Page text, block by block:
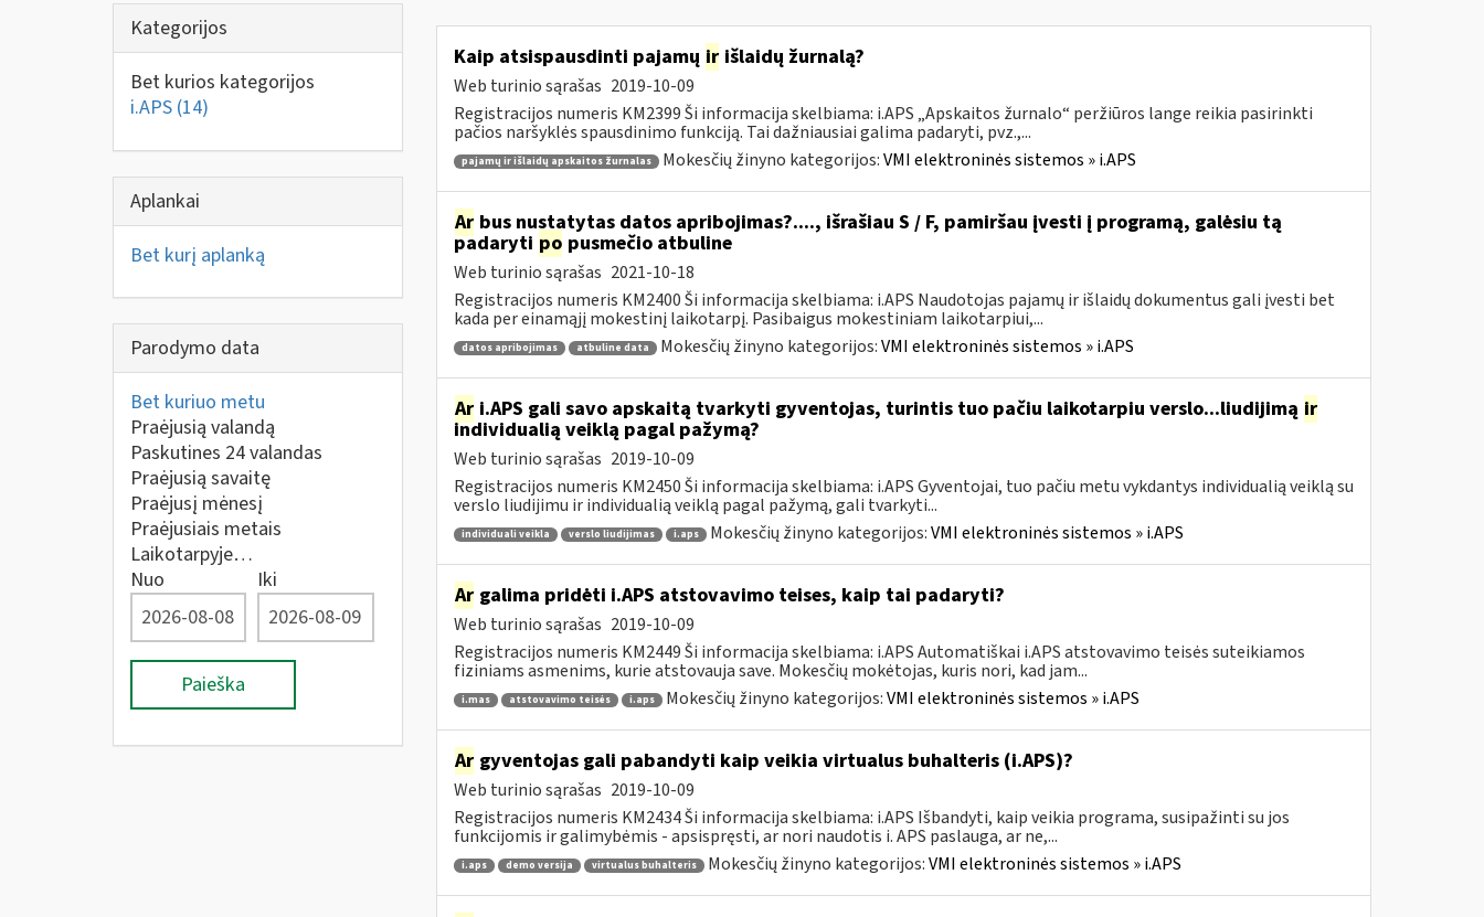
Kategorijos
Bet kurios kategorijos
i.APS (14)
Aplankai
Bet kurį aplanką
Parodymo data
Bet kuriuo metu
Praėjusią valandą
Paskutines 24 valandas
Praėjusią savaitę
Praėjusį mėnesį
Praėjusiais metais
Laikotarpyje…
Nuo
Iki
Paieška
Kaip atsispausdinti pajamų irišlaidų žurnalą?
Web turinio sąrašas 2019-10-09
Registracijos numeris KM2399 Ši informacija skelbiama: i.APS „Apskaitos žurnalo“ peržiūros lange reikia pasirinkti
pačios naršyklės spausdinimo funkciją. Tai dažniausiai galima padaryti, pvz.,...
pajamų ir išlaidų apskaitos žurnalas Mokesčių žinyno kategorijos:VMI elektroninės sistemos » i.APS
Arbus nustatytas datos apribojimas?...., išrašiau S / F, pamiršau įvesti į programą, galėsiu tą
padaryti po pusmečio atbuline
Web turinio sąrašas 2021-10-18
Registracijos numeris KM2400 Ši informacija skelbiama: i.APS Naudotojas pajamų ir išlaidų dokumentus gali įvesti bet
kada per einamąjį mokestinį laikotarpį. Pasibaigus mokestiniam laikotarpiui,...
datos apribojimas atbuline data Mokesčių žinyno kategorijos:VMI elektroninės sistemos » i.APS
Ari.APS gali savo apskaitą tvarkyti gyventojas, turintis tuo pačiu laikotarpiu verslo...liudijimą ir
individualią veiklą pagal pažymą?
Web turinio sąrašas 2019-10-09
Registracijos numeris KM2450 Ši informacija skelbiama: i.APS Gyventojai, tuo pačiu metu vykdantys individualią veiklą su
verslo liudijimu ir individualią veiklą pagal pažymą, gali tvarkyti...
individuali veikla verslo liudijimas i.aps Mokesčių žinyno kategorijos:VMI elektroninės sistemos » i.APS
Argalima pridėti i.APS atstovavimo teises, kaip tai padaryti?
Web turinio sąrašas 2019-10-09
Registracijos numeris KM2449 Ši informacija skelbiama: i.APS Automatiškai i.APS atstovavimo teisės suteikiamos
fiziniams asmenims, kurie atstovauja save. Mokesčių mokėtojas, kuris nori, kad jam...
i.mas atstovavimo teisės i.aps Mokesčių žinyno kategorijos:VMI elektroninės sistemos » i.APS
Argyventojas gali pabandyti kaip veikia virtualus buhalteris (i.APS)?
Web turinio sąrašas 2019-10-09
Registracijos numeris KM2434 Ši informacija skelbiama: i.APS Išbandyti, kaip veikia programa, susipažinti su jos
funkcijomis ir galimybėmis - apsispręsti, ar nori naudotis i. APS paslauga, ar ne,...
i.aps demo versija virtualus buhalteris Mokesčių žinyno kategorijos:VMI elektroninės sistemos » i.APS